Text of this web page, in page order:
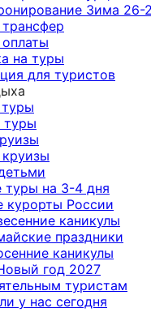
рядом плавают
Питание на
включая и
которые готовят
искренне
ещё!
вам сюда, отель
большая
пляж вдоль
готовый в
уже хочется
География тур !
Зима 26-
трансфер
на туры
для туристов
туры на 3-4 дня
курорты России
каникулы
праздники
каникулы
год 2027
туристам
у нас сегодня